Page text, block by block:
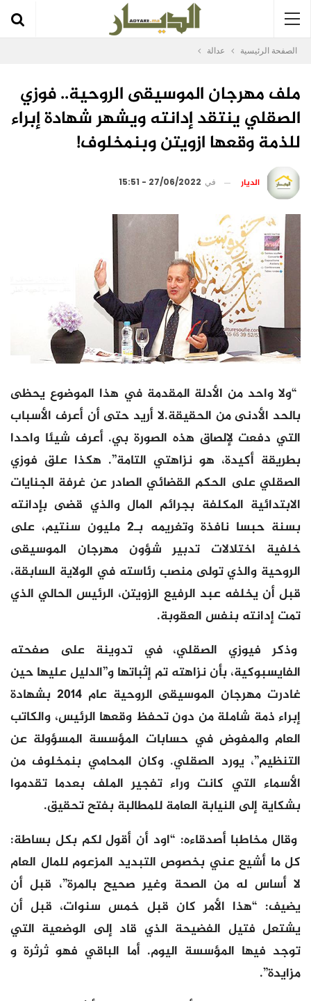
الصفحة الرئيسية عدالة
ملف مهرجان الموسيقى الروحية.. فوزي
الصقلي ينتقد إدانته ويشهر شهادة إبراء
للذمة وقعها ازويتن وبنمخلوف!
الديار في 27/06/2022 - 15:51
“ولا واحد من الأدلة المقدمة في هذا الموضوع يحظى
بالحد الأدنى من الحقيقة.لا أريد حتى أن أعرف الأسباب
التي دفعت لإلصاق هذه الصورة بي. أعرف شيئا واحدا
بطريقة أكيدة، هو نزاهتي التامة”. هكذا علق فوزي
الصقلي على الحكم القضائي الصادر عن غرفة الجنايات
الابتدائية المكلفة بجرائم المال والذي قضى بإدانته
بسنة حبسا نافذة وتغريمه بـ2 مليون سنتيم، على
خلفية اختلالات تدبير شؤون مهرجان الموسيقى
الروحية والذي تولى منصب رئاسته في الولاية السابقة،
قبل أن يخلفه عبد الرفيع الزويتن، الرئيس الحالي الذي
تمت إدانته بنفس العقوبة.
وذكر فيوزي الصقلي، في تدوينة على صفحته
الفايسبوكية، بأن نزاهته تم إثباتها و”الدليل عليها حين
غادرت مهرجان الموسيقى الروحية عام 2014 بشهادة
إبراء ذمة شاملة من دون تحفظ وقعها الرئيس، والكاتب
العام والمفوض في حسابات المؤسسة المسؤولة عن
التنظيم”، يورد الصقلي. وكان المحامي بنمخلوف من
الأسماء التي كانت وراء تفجير الملف بعدما تقدموا
بشكاية إلى النيابة العامة للمطالبة بفتح تحقيق.
وقال مخاطبا أصدقاءه: “اود أن أقول لكم بكل بساطة:
كل ما أشيع عني بخصوص التبديد المزعوم للمال العام
لا أساس له من الصحة وغير صحيح بالمرة”، قبل أن
يضيف: “هذا الأمر كان قبل خمس سنوات، قبل أن
يشتعل فتيل الفضيحة الذي قاد إلى الوضعية التي
توجد فيها المؤسسة اليوم. أما الباقي فهو ثرثرة و
مزايدة”.